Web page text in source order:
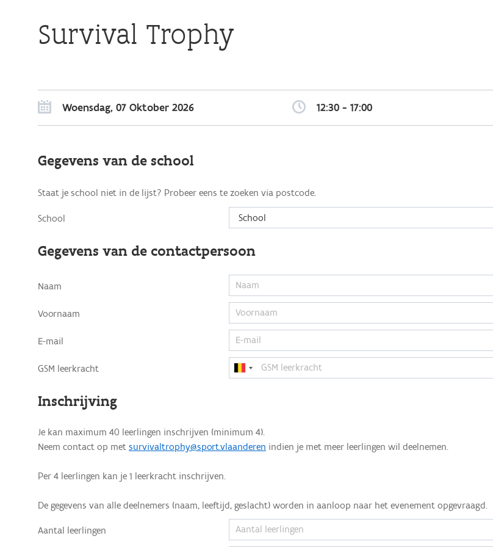
Survival Trophy
Woensdag, 07 Oktober 2026 12:30 - 17:00
Gegevens van de school
Staat je school niet in de lijst? Probeer eens te zoeken via postcode.
School School
Gegevens van de contactpersoon
Naam
Voornaam
E-mail
GSM leerkracht
Inschrijving
Je kan maximum 40 leerlingen inschrijven (minimum 4).
Neem contact op met survivaltrophy@sport.vlaanderen indien je met meer leerlingen wil deelnemen.
Per 4 leerlingen kan je 1 leerkracht inschrijven.
De gegevens van alle deelnemers (naam, leeftijd, geslacht) worden in aanloop naar het evenement opgevraagd.
Aantal leerlingen